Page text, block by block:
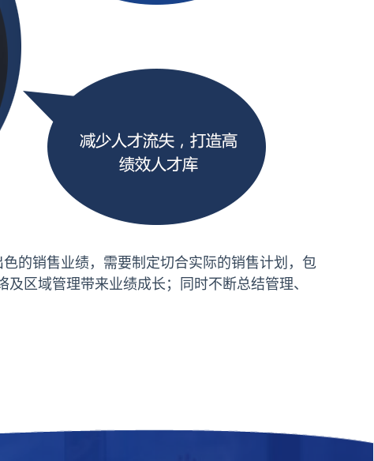
的销售业绩，需要制定切合实际的销售计划，包
区域管理带来业绩成长；同时不断总结管理、